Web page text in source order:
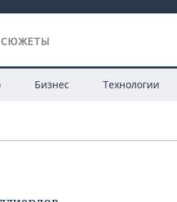
СЮЖЕТЫ
Бизнес Технологии